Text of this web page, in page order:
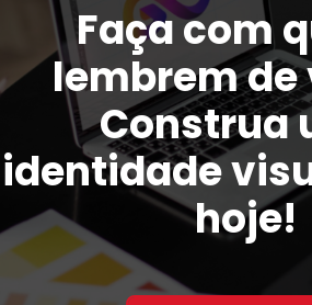
Faça com
lembrem de
Construa
identidade
hoje!